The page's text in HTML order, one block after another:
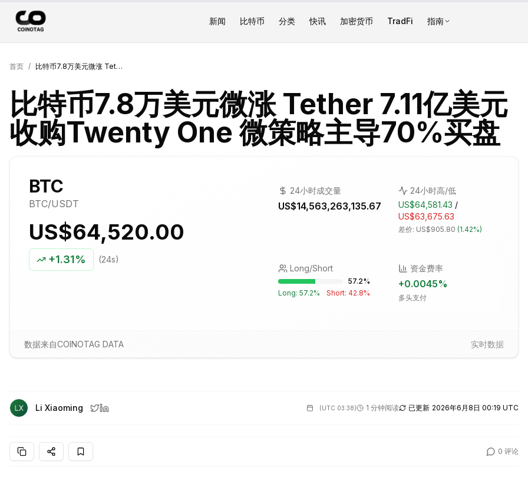
新闻 比特币 分类 快讯 加密货币 TradFi 指南
首页 / 比特币7.8万美元微涨 Tether 7.11亿美元收购Twenty One 微策略主导70%买盘
比特币7.8万美元微涨 Tether 7.11亿美元
收购Twenty One 微策略主导70%买盘
BTC
BTC/USDT
US$64,520.00
+1.31% (24s)
24小时成交量
US$14,563,263,135.67
24小时高/低
US$64,581.43 /
US$63,675.63
差价: US$905.80 (1.42%)
Long/Short
57.2%
Long: 57.2% Short: 42.8%
资金费率
+0.0045%
多头支付
数据来自COINOTAG DATA 实时数据
Li Xiaoming (UTC 03:38) 1 分钟阅读 已更新 2026年6月8日 00:19 UTC
0 评论